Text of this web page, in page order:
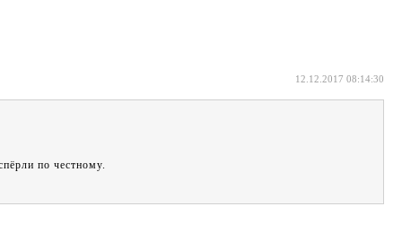
12.12.2017 08:14:30
по честному.